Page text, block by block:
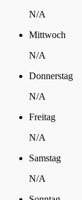
N/A
Mittwoch
N/A
Donnerstag
N/A
Freitag
N/A
Samstag
N/A